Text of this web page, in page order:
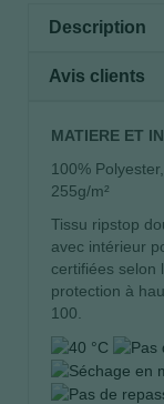
Description
Avis clients
MATIERE ET
100%
255g/m²
Tissu ripstop
avec intérieur
certifiées selon
protection à
100.